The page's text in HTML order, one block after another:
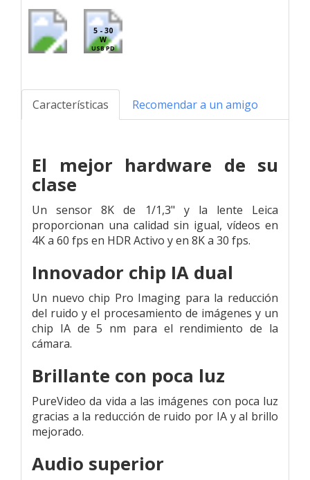
5 - 30
W
USB PD
Características Recomendar a un amigo
El mejor hardware de su
clase
Un sensor 8K de 1/1,3" y la lente Leica
proporcionan una calidad sin igual, vídeos en
4K a 60 fps en HDR Activo y en 8K a 30 fps.
Innovador chip IA dual
Un nuevo chip Pro Imaging para la reducción
del ruido y el procesamiento de imágenes y un
chip IA de 5 nm para el rendimiento de la
cámara.
Brillante con poca luz
PureVideo da vida a las imágenes con poca luz
gracias a la reducción de ruido por IA y al brillo
mejorado.
Audio superior